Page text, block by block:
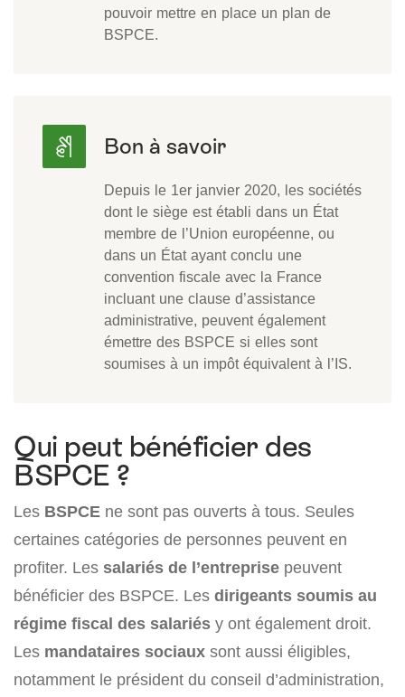
pouvoir mettre en place un plan de
BSPCE.
Depuis le 1er janvier 2020, les sociétés
dont le siège est établi dans un État
membre de l’Union européenne, ou
dans un État ayant conclu une
convention fiscale avec la France
incluant une clause d’assistance
administrative, peuvent également
émettre des BSPCE si elles sont
soumises à un impôt équivalent à l’IS.
Qui peut bénéficier des
BSPCE ?
Les BSPCE ne sont pas ouverts à tous. Seules
certaines catégories de personnes peuvent en
profiter. Les salariés de l’entreprise peuvent
bénéficier des BSPCE. Les dirigeants soumis au
régime fiscal des salariés y ont également droit.
Les mandataires sociaux sont aussi éligibles,
notamment le président du conseil d’administration,